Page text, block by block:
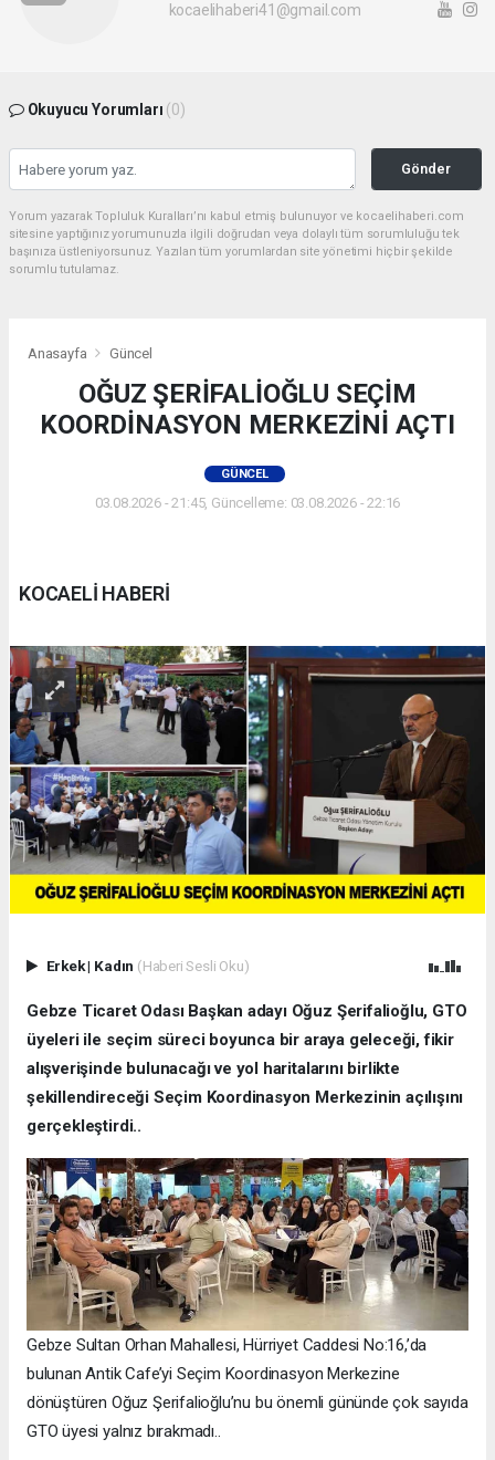
kocaelihaberi41@gmail.com
Okuyucu Yorumları (0)
Gönder
Yorum yazarak Topluluk Kuralları’nı kabul etmiş bulunuyor ve kocaelihaberi.com
sitesine yaptığınız yorumunuzla ilgili doğrudan veya dolaylı tüm sorumluluğu tek
başınıza üstleniyorsunuz. Yazılan tüm yorumlardan site yönetimi hiçbir şekilde
sorumlu tutulamaz.
Anasayfa Güncel
OĞUZ ŞERİFALİOĞLU SEÇİM
KOORDİNASYON MERKEZİNİ AÇTI
GÜNCEL
03.08.2026 - 21:45, Güncelleme: 03.08.2026 - 22:16
KOCAELİ HABERİ
Erkek| Kadın (Haberi Sesli Oku)
Gebze Ticaret Odası Başkan adayı Oğuz Şerifalioğlu, GTO
üyeleri ile seçim süreci boyunca bir araya geleceği, fikir
alışverişinde bulunacağı ve yol haritalarını birlikte
şekillendireceği Seçim Koordinasyon Merkezinin açılışını
gerçekleştirdi..
Gebze Sultan Orhan Mahallesi, Hürriyet Caddesi No:16,’da
bulunan Antik Cafe’yi Seçim Koordinasyon Merkezine
dönüştüren Oğuz Şerifalioğlu’nu bu önemli gününde çok sayıda
GTO üyesi yalnız bırakmadı..